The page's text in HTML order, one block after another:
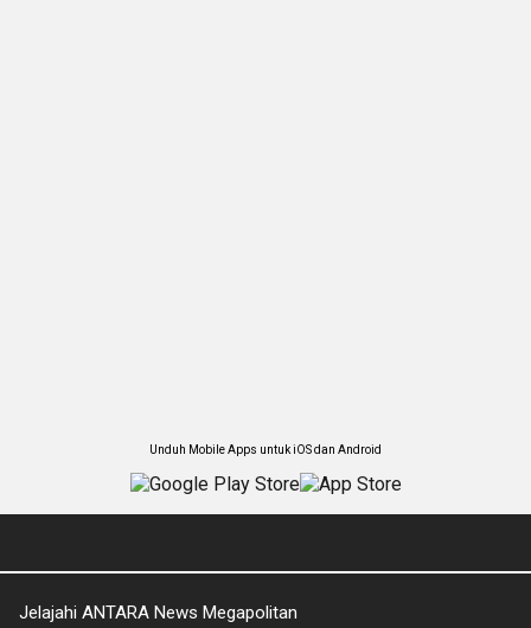
Unduh Mobile Apps untuk iOS dan Android
Jelajahi ANTARA News Megapolitan